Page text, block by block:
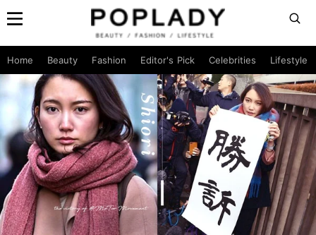
Home Beauty Fashion Editor's Pick Celebrities Lifestyle